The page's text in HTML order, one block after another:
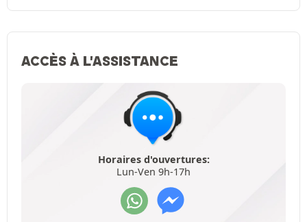
ACCÈS À L'ASSISTANCE
Horaires d'ouvertures:
Lun-Ven 9h-17h